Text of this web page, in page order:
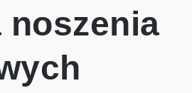
noszenia